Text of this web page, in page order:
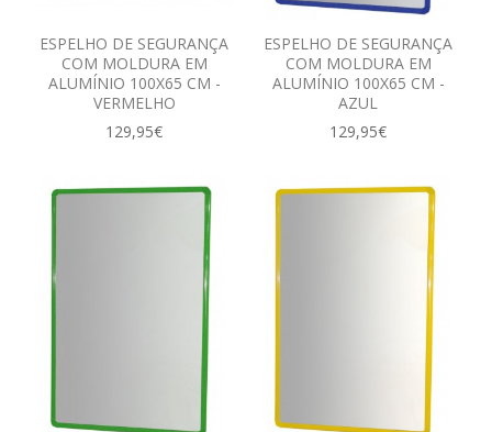
ESPELHO DE SEGURANÇA
COM MOLDURA EM
ALUMÍNIO 100X65 CM -
VERMELHO
129,95€
ESPELHO DE SEGURANÇA
COM MOLDURA EM
ALUMÍNIO 100X65 CM -
AZUL
129,95€